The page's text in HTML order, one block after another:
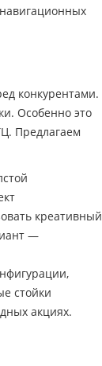
конкурентами.
Особенно это
Предлагаем
креативный
—
стойки
акциях.